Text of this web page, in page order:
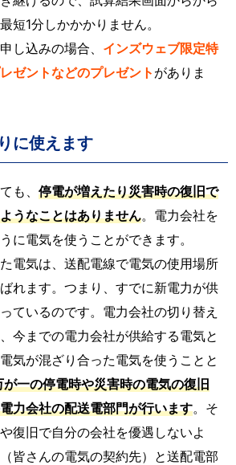
短1分しかかかりません。
し込みの場合、 インズウェブ限定特
ゼントなどのプレゼント がありま
に使えます
も、 停電が増えたり災害時の復旧で
うなことはありません。電力会社を
に電気を使うことができます。
電気は、送配電線で電気の使用場所
れます。つまり、すでに新電力が供
ているのです。電力会社の切り替え
今までの電力会社が供給する電気と
気が混ざり合った電気を使うことと
が一の停電時や災害時の電気の復旧
力会社の配送電部門が行います。そ
復旧で自分の会社を優遇しないよ
皆さんの電気の契約先）と送配電部